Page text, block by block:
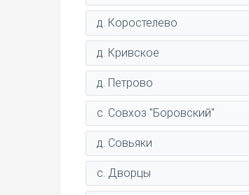
д. Коростелево
д. Кривское
д. Петрово
с. Совхоз "Боровский"
д. Совьяки
с. Дворцы